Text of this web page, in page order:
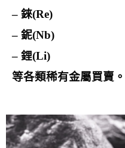
– 錸(Re)
– 鈮(Nb)
– 鋰(Li)
等各類稀有金屬買賣。